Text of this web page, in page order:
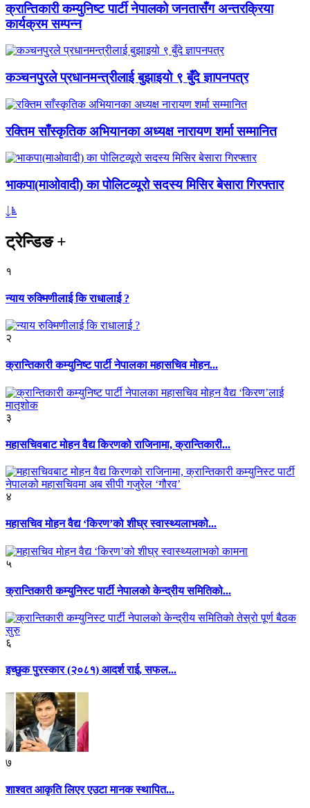
क्रान्तिकारी कम्युनिष्ट पार्टी नेपालको जनतासँग अन्तरक्रिया
कार्यक्रम सम्पन्न
कञ्चनपुरले प्रधानमन्त्रीलाई बुझाइयो ९ बुँदे ज्ञापनपत्र
रक्तिम साँस्कृतिक अभियानका अध्यक्ष नारायण शर्मा सम्मानित
भाकपा(माओवादी) का पोलिटव्यूरो सदस्य मिसिर बेसारा गिरफ्तार
ट्रेन्डिङ+
१
न्याय रुक्मिणीलाई कि राधालाई ?
२
क्रान्तिकारी कम्युनिष्ट पार्टी नेपालका महासचिव मोहन...
३
महासचिवबाट मोहन वैद्य किरणको राजिनामा, क्रान्तिकारी...
४
महासचिव मोहन वैद्य ‘किरण’को शीघ्र स्वास्थ्यलाभको...
५
क्रान्तिकारी कम्युनिस्ट पार्टी नेपालको केन्द्रीय समितिको...
६
इच्छुक पुरस्कार (२०८१) आदर्श राई, सफल...
७
शाश्वत आकृति लिएर एउटा मानक स्थापित...